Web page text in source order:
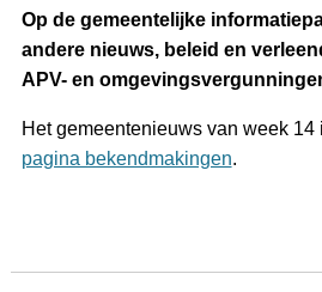
Op de gemeentelijke
andere nieuws, beleid en
APV- en
Het gemeentenieuws van week 14
pagina bekendmakingen.